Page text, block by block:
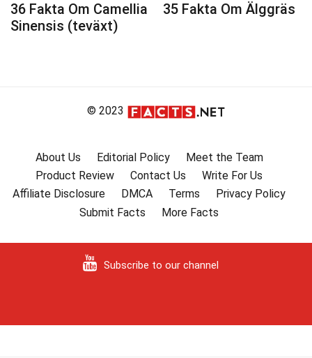
36 Fakta Om Camellia
Sinensis (teväxt)
35 Fakta Om Älggräs
© 2023
About Us Editorial Policy
Meet the Team
Product Review
Contact Us
Write For Us
Affiliate Disclosure
DMCA Terms
Privacy Policy
Submit Facts
More Facts
Subscribe to our channel